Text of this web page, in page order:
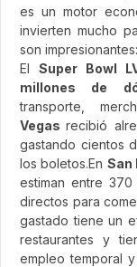
es un motor
invierten mucho
son impresionantes:
El Super Bowl
millones de
transporte,
Vegasrecibió
gastando cientos
los boletos.En San
estiman entre
directos para
gastado tiene un
restaurantes y
empleo temporal